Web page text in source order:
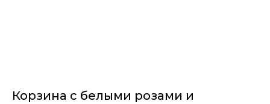
Корзина с белыми розами и